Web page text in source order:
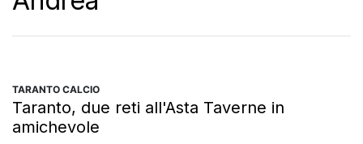
TARANTO CALCIO
Taranto, due reti all'Asta Taverne in
amichevole